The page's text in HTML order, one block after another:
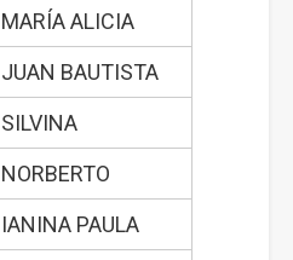
MARÍA ALICIA
JUAN BAUTISTA
SILVINA
NORBERTO
IANINA PAULA